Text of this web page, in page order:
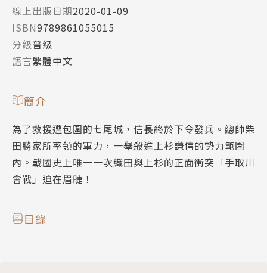
線上出版日期2020-01-09
ISBN9789861055015
分級普級
語言繁體中文
簡介
為了救援遭包圍的七尾城，信長終於下令發兵。總帥柴
田勝家所率領的軍力，一舉殺進上杉謙信的勢力範圍
內。戰國史上唯一一次織田與上杉的正面衝突「手取川
會戰」迫在眉睫！
目錄